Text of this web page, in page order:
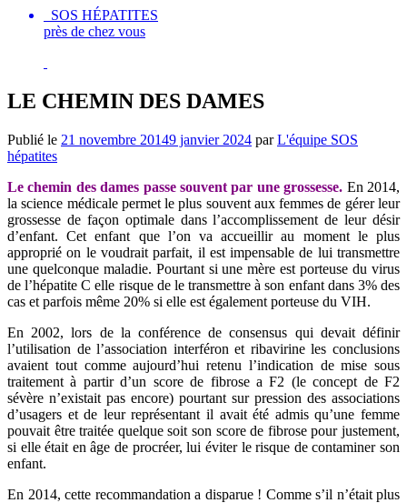
SOS HÉPATITES
près de chez vous
LE CHEMIN DES DAMES
Publié le 21 novembre 20149 janvier 2024 parL'équipe SOS
hépatites
Le chemin des dames passe souvent par une grossesse. En 2014,
la science médicale permet le plus souvent aux femmes de gérer leur
grossesse de façon optimale dans l’accomplissement de leur désir
d’enfant. Cet enfant que l’on va accueillir au moment le plus
approprié on le voudrait parfait, il est impensable de lui transmettre
une quelconque maladie. Pourtant si une mère est porteuse du virus
de l’hépatite C elle risque de le transmettre à son enfant dans 3% des
cas et parfois même 20% si elle est également porteuse du VIH.
En 2002, lors de la conférence de consensus qui devait définir
l’utilisation de l’association interféron et ribavirine les conclusions
avaient tout comme aujourd’hui retenu l’indication de mise sous
traitement à partir d’un score de fibrose a F2 (le concept de F2
sévère n’existait pas encore) pourtant sur pression des associations
d’usagers et de leur représentant il avait été admis qu’une femme
pouvait être traitée quelque soit son score de fibrose pour justement,
si elle était en âge de procréer, lui éviter le risque de contaminer son
enfant.
En 2014, cette recommandation a disparue ! Comme s’il n’était plus